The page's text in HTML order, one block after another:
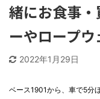
緒にお食事
ーやロープ
2022年1月29日
ベース1901から、車で5分